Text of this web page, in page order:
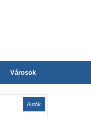
Városok
Autók